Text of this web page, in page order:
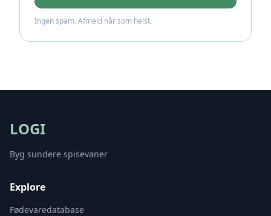
Ingen spam. Afmeld når som helst.
LOGI
Byg sundere spisevaner
Explore
Fødevaredatabase